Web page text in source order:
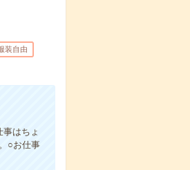
装自由
はちょ
○お仕事